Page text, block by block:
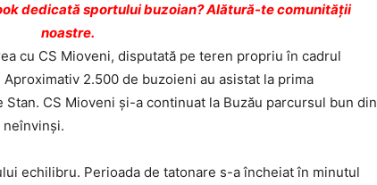
dedicată sportului buzoian? Alătură-te comunității
noastre.
cu CS Mioveni, disputată pe teren propriu în cadrul
2.500 de buzoieni au asistat la prima
CS Mioveni şi-a continuat la Buzău parcursul bun din
neînvinşi.
echilibru. Perioada de tatonare s-a încheiat în minutul